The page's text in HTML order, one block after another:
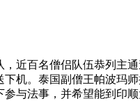
百名僧侣队伍恭列主
机。泰国副僧王帕波玛
与法事，并希望能到印顺